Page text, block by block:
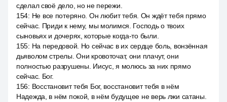
сделал своё дело, но не пережи.
154: Не все потеряно. Он любит тебя. Он ждёт тебя прямо
сейчас. Приди к нему, мы молимся. Господь о твоих
сыновьях и дочерях, которые когда-то были.
155: На передовой. Но сейчас в их сердце боль, вонзённая
дьяволом стрелы. Они кровоточат, они плачут, они
полностью разрушены. Иисус, я молюсь за них прямо
сейчас. Бог.
156: Восстановит тебя Бог, восстановит тебя в нём
Надежда, в нём покой, в нём будущее не верь лжи сатаны.